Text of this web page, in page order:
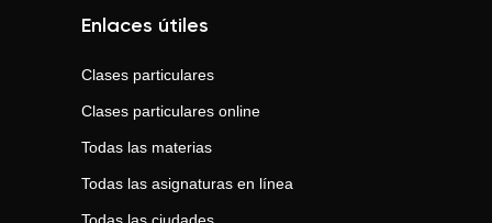
Enlaces útiles
Clases particulares
Clases particulares online
Todas las materias
Todas las asignaturas en línea